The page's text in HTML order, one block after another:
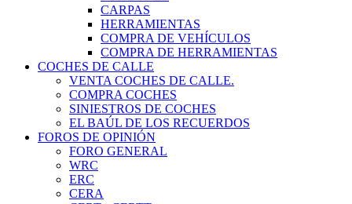
CARPAS
HERRAMIENTAS
COMPRA DE VEHÍCULOS
COMPRA DE HERRAMIENTAS
COCHES DE CALLE
VENTA COCHES DE CALLE.
COMPRA COCHES
SINIESTROS DE COCHES
EL BAÚL DE LOS RECUERDOS
FOROS DE OPINIÓN
FORO GENERAL
WRC
ERC
CERA